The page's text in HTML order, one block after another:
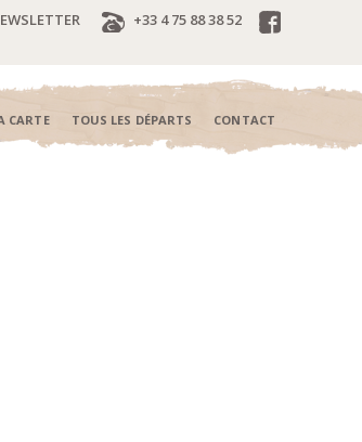
+33 4 75 88 38 52
CARTE TOUS LES DÉPARTS CONTACT